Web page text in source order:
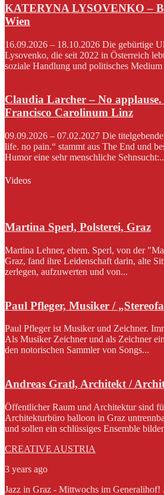
KATERYNA LYSOVENKO –
Wien
16.09.2026 – 18.10.2026 Die gebürtige
Lysovenko, die seit 2022 in Österreich
soziale Handlung und politisches
Claudia Larcher – No
Francisco Carolinum Linz
09.09.2026 – 07.02.2027 Die
life. no pain.“ stammt aus The End und
Humor eine sehr menschliche
Videos
Martina Sperl, Polsterei, Graz
Martina Lehner, ehem. Sperl, von der
Graz, fand ihre Leidenschaft darin, alte
zerlegen, aufzuwerten und von...
Paul Pfleger, Musiker /
Paul Pfleger ist Musiker und Zeichner.
Als Musiker Zeichner und als Zeichner
den notorischen Sammler von Songs...
Andreas Gratl, Architekt /
Öffentlicher Raum und Architektur sind
Architekturbüro balloon in Graz
und sollen ein schlüssiges Ensemble
CREATIVE AUSTRIA
3 years ago
Jazz in Graz - Mittwochs im Generalihof!